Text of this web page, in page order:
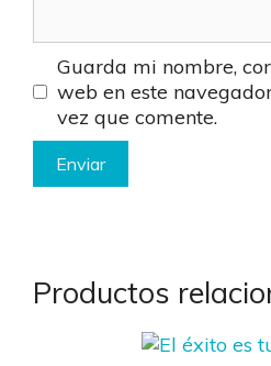
Guarda mi nombre,
web en este
vez que comente.
Productos